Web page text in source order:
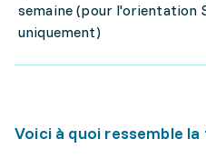
semaine (pour l'orientation
uniquement)
Voici à quoi ressemble